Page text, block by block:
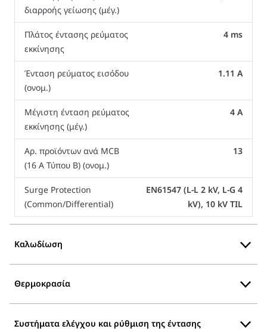
διαρροής γείωσης (μέγ.)
Πλάτος έντασης ρεύματος
εκκίνησης
4 ms
Ένταση ρεύματος εισόδου
(ονομ.)
1.11 A
Μέγιστη ένταση ρεύματος
εκκίνησης (μέγ.)
4 A
Αρ. προϊόντων ανά MCB
(16 A Τύπου B) (ονομ.)
13
Surge Protection
(Common/Differential)
EN61547 (L-L 2 kV, L-G 4
kV), 10 kV TIL
Καλωδίωση
Θερμοκρασία
Συστήματα ελέγχου και ρύθμιση της έντασης